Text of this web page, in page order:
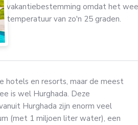
vakantiebestemming omdat het
temperatuur van zo'n 25 graden.
hotels en resorts, maar de meest
is wel Hurghada. Deze
Hurghada zijn enorm veel
(met 1 miljoen liter water), een